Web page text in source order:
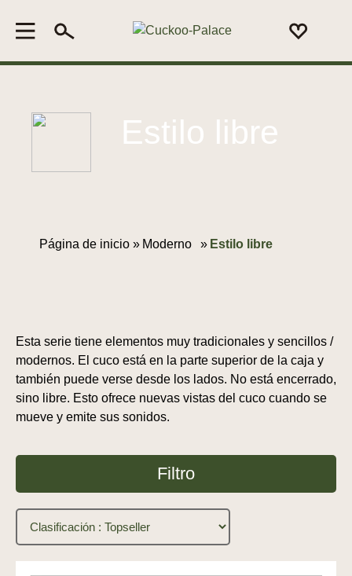
Estilo libre
Página de inicio » Moderno » Estilo libre
Esta serie tiene elementos muy tradicionales y sencillos /
modernos. El cuco está en la parte superior de la caja y
también puede verse desde los lados. No está encerrado,
sino libre. Esto ofrece nuevas vistas del cuco cuando se
mueve y emite sus sonidos.
Filtro